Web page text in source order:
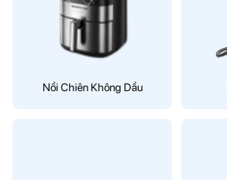
Nồi Chiên Không Dầu